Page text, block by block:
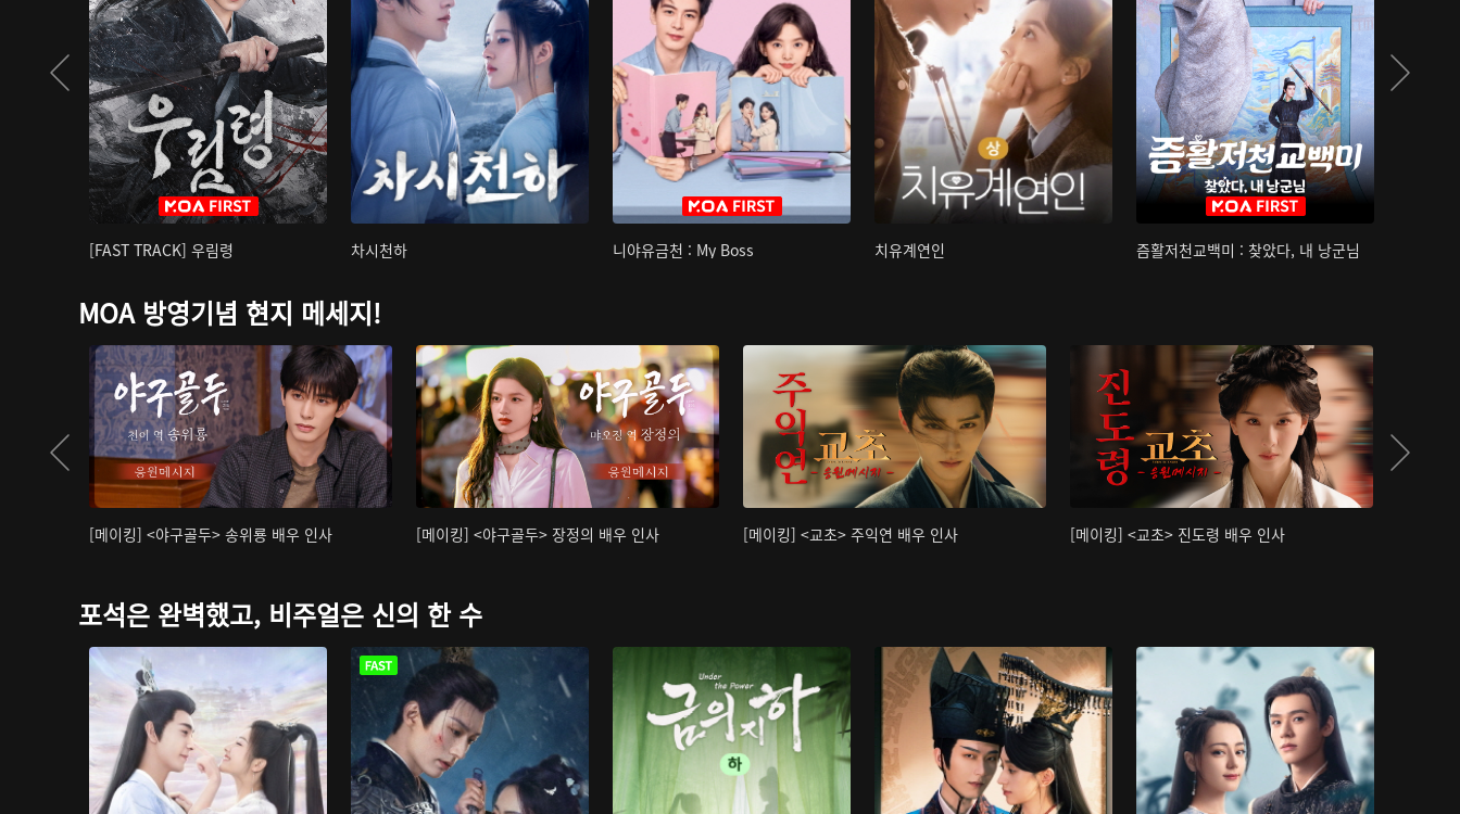
[FAST TRACK] 우림령 차시천하 니야유금천 : My Boss 치유계연인 즘활저천교백미 : 찾았다, 내 낭군님
MOA 방영기념 현지 메세지!
[메이킹] <야구골두> 송위룡 배우 인사 [메이킹] <야구골두> 장정의 배우 인사 [메이킹] <교초> 주익연 배우 인사 [메이킹] <교초> 진도령 배우 인사
포석은 완벽했고, 비주얼은 신의 한 수